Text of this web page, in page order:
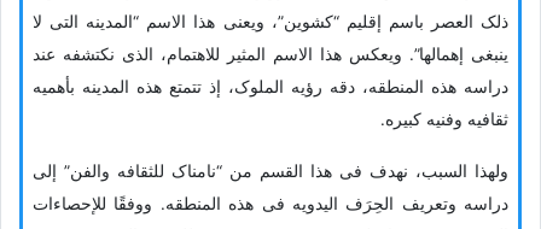
ذلک العصر باسم إقلیم “کشوین”، ویعنی هذا الاسم “المدینه التی لا
ینبغی إهمالها”. ویعکس هذا الاسم المثیر للاهتمام، الذی نکتشفه عند
دراسه هذه المنطقه، دقه رؤیه الملوک، إذ تتمتع هذه المدینه بأهمیه
ثقافیه وفنیه کبیره.
ولهذا السبب، نهدف فی هذا القسم من “نامناک للثقافه والفن” إلى
دراسه وتعریف الحِرَف الیدویه فی هذه المنطقه. ووفقًا للإحصاءات